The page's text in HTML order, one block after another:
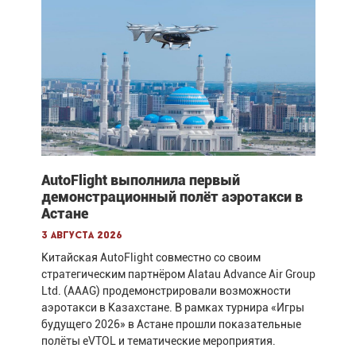
AutoFlight выполнила первый
демонстрационный полёт аэротакси в
Астане
3 августа 2026
Китайская AutoFlight совместно со своим
стратегическим партнёром Alatau Advance Air Group
Ltd. (AAAG) продемонстрировали возможности
аэротакси в Казахстане. В рамках турнира «Игры
будущего 2026» в Астане прошли показательные
полёты eVTOL и тематические мероприятия.